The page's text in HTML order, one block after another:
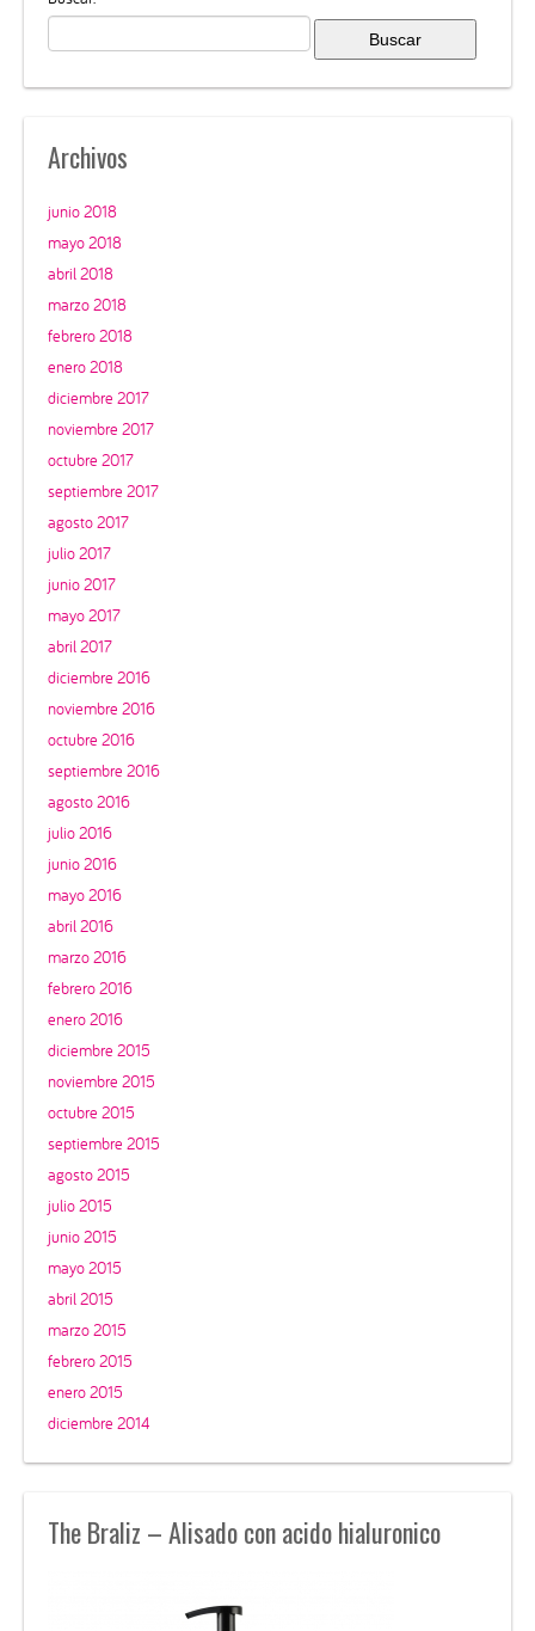
Archivos
junio 2018
mayo 2018
abril 2018
marzo 2018
febrero 2018
enero 2018
diciembre 2017
noviembre 2017
octubre 2017
septiembre 2017
agosto 2017
julio 2017
junio 2017
mayo 2017
abril 2017
diciembre 2016
noviembre 2016
octubre 2016
septiembre 2016
agosto 2016
julio 2016
junio 2016
mayo 2016
abril 2016
marzo 2016
febrero 2016
enero 2016
diciembre 2015
noviembre 2015
octubre 2015
septiembre 2015
agosto 2015
julio 2015
junio 2015
mayo 2015
abril 2015
marzo 2015
febrero 2015
enero 2015
diciembre 2014
The Braliz – Alisado con acido hialuronico